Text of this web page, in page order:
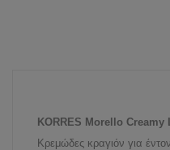
KORRES Morello
Κρεμώδες κραγιόν για